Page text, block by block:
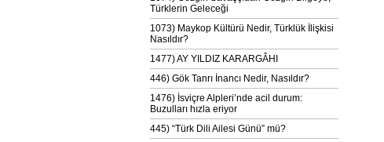
Türklerin Geleceği
1073) Maykop Kültürü Nedir, Türklük İlişkisi
Nasıldır?
1477) AY YILDIZ KARARGÂHI
446) Gök Tanrı İnancı Nedir, Nasıldır?
1476) İsviçre Alpleri’nde acil durum:
Buzulları hızla eriyor
445) “Türk Dili Ailesi Günü” mü?